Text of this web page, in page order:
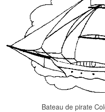
Bateau de pirate